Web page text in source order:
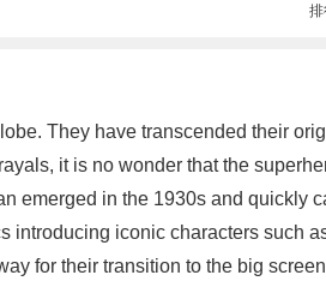
排
They have transcended their
it is no wonder that the
emerged in the 1930s and quickly
iconic characters such
for their transition to the big